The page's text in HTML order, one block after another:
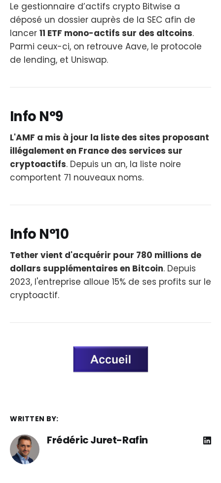
Le gestionnaire d’actifs crypto Bitwise a
déposé un dossier auprès de la SEC afin de
lancer 11 ETF mono-actifs sur des altcoins.
Parmi ceux-ci, on retrouve Aave, le protocole
de lending, et Uniswap.
Info N°9
L'AMF a mis à jour la liste des sites proposant
illégalement en France des services sur
cryptoactifs. Depuis un an, la liste noire
comportent 71 nouveaux noms.
Info N°10
Tether vient d'acquérir pour 780 millions de
dollars supplémentaires en Bitcoin. Depuis
2023, l'entreprise alloue 15% de ses profits sur le
cryptoactif.
WRITTEN BY:
Frédéric Juret-Rafin